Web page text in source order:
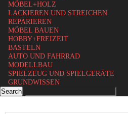
MÖBEL+HOLZ
LACKIEREN UND STREICHEN
REPARIEREN
MÖBEL BAUEN
HOBBY+FREIZEIT
BASTELN
AUTO UND FAHRRAD
MODELLBAU
SPIELZEUG UND SPIELGERÄTE
GRUNDWISSEN